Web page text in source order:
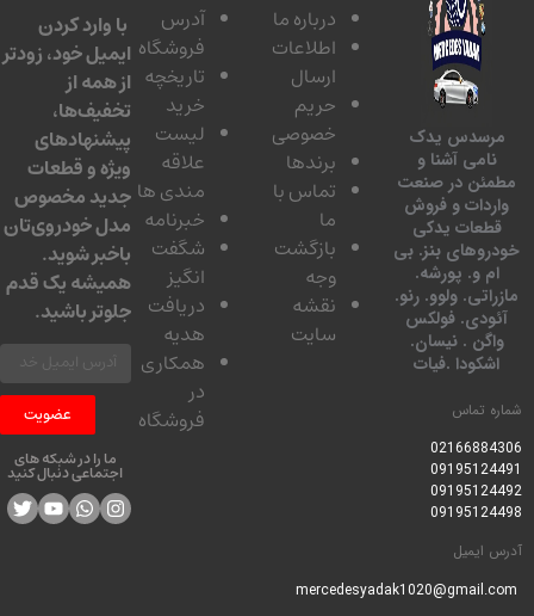
یدک
آشنا و
در صنعت
و فروش
یدکی
بنز. بی
و. پورشه.
ولوو. رنو.
فولکس
. نیسان.
.فیات
تماس
درباره ما
اطلاعات
ارسال
حریم
خصوصی
برندها
تماس با
بازگشت
نقشه
سایت
آدرس
فروشگاه
تاریخچه
لیست
مندی ها
خبرنامه
شگفت
دریافت
همکاری
فروشگاه
با وارد کردن
ایمیل خود، زودتر
از همه از
تخفیف‌ها،
پیشنهادهای
ویژه و قطعات
جدید مخصوص
مدل خودروی‌تان
باخبر شوید.
همیشه یک قدم
جلوتر باشید.
عضویت
ما را در شبکه های
اجتماعی دنبال کنید